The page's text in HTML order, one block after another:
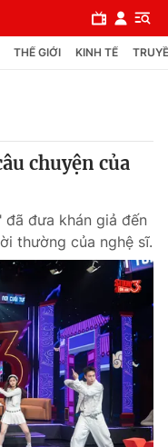
THẾ GIỚI KINH TẾ
chuyện của
đưa khán giả đến
thường của nghệ sĩ.